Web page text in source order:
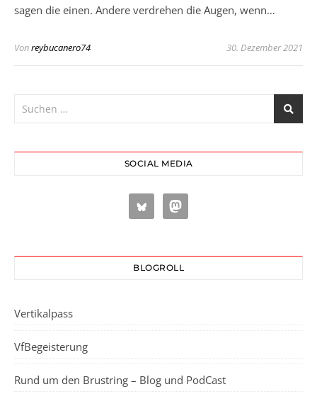
sagen die einen. Andere verdrehen die Augen, wenn…
Vonreybucanero74 30. Dezember 2021
SOCIAL MEDIA
BLOGROLL
Vertikalpass
VfBegeisterung
Rund um den Brustring – Blog und PodCast